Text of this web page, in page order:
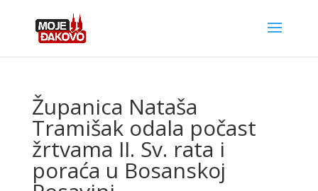
Županica Nataša
Tramišak odala počast
žrtvama II. Sv. rata i
poraća u Bosanskoj